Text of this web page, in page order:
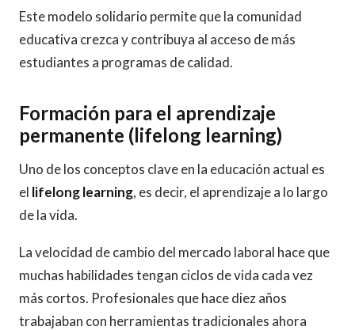
Este modelo solidario permite que la comunidad
educativa crezca y contribuya al acceso de más
estudiantes a programas de calidad.
Formación para el aprendizaje
permanente (lifelong learning)
Uno de los conceptos clave en la educación actual es
el lifelong learning, es decir, el aprendizaje a lo largo
de la vida.
La velocidad de cambio del mercado laboral hace que
muchas habilidades tengan ciclos de vida cada vez
más cortos. Profesionales que hace diez años
trabajaban con herramientas tradicionales ahora